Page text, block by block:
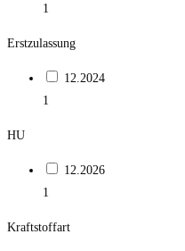
1
Erstzulassung
12.2024
1
HU
12.2026
1
Kraftstoffart